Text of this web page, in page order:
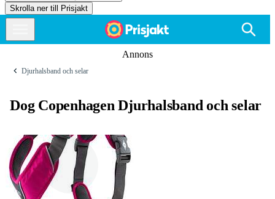
Skrolla ner till Prisjakt
Annons
Djurhalsband och selar
Dog Copenhagen Djurhalsband och selar